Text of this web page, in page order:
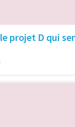
projet D qui